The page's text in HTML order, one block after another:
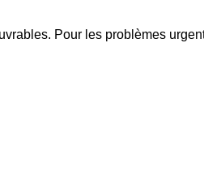
Pour les problèmes